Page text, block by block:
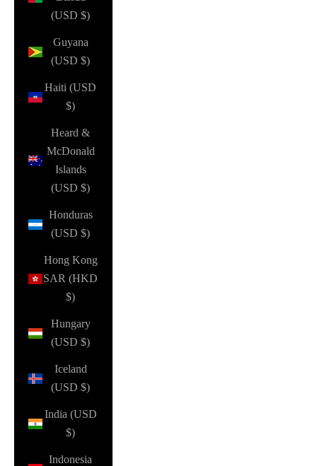
(USD $)
Guyana
(USD $)
Haiti (USD
$)
Heard &
McDonald
Islands
(USD $)
Honduras
(USD $)
Hong Kong
SAR (HKD
$)
Hungary
(USD $)
Iceland
(USD $)
India (USD
$)
Indonesia